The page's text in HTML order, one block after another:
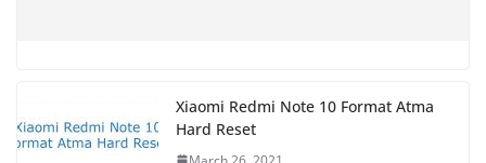
Xiaomi Redmi Note 10 Format Atma
Hard Reset